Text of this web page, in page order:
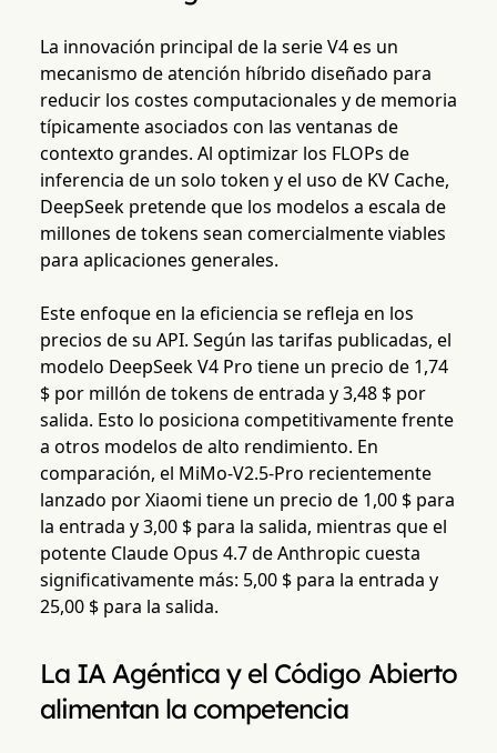
La innovación principal de la serie V4 es un
mecanismo de atención híbrido diseñado para
reducir los costes computacionales y de memoria
típicamente asociados con las ventanas de
contexto grandes. Al optimizar los FLOPs de
inferencia de un solo token y el uso de KV Cache,
DeepSeek pretende que los modelos a escala de
millones de tokens sean comercialmente viables
para aplicaciones generales.
Este enfoque en la eficiencia se refleja en los
precios de su API. Según las tarifas publicadas, el
modelo DeepSeek V4 Pro tiene un precio de 1,74
$ por millón de tokens de entrada y 3,48 $ por
salida. Esto lo posiciona competitivamente frente
a otros modelos de alto rendimiento. En
comparación, el MiMo-V2.5-Pro recientemente
lanzado por Xiaomi tiene un precio de 1,00 $ para
la entrada y 3,00 $ para la salida, mientras que el
potente Claude Opus 4.7 de Anthropic cuesta
significativamente más: 5,00 $ para la entrada y
25,00 $ para la salida.
La IA Agéntica y el Código Abierto
alimentan la competencia